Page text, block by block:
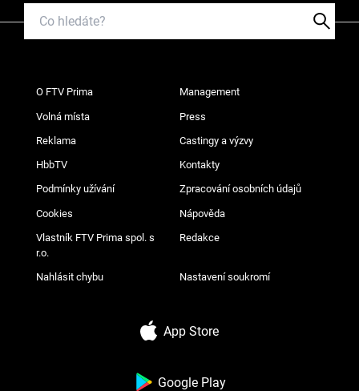
O FTV Prima Management
Volná místa Press
Reklama Castingy a výzvy
HbbTV Kontakty
Podmínky užívání Zpracování osobních údajů
Cookies Nápověda
Vlastník FTV Prima spol. s
r.o.
Redakce
Nahlásit chybu Nastavení soukromí
App Store
Google Play